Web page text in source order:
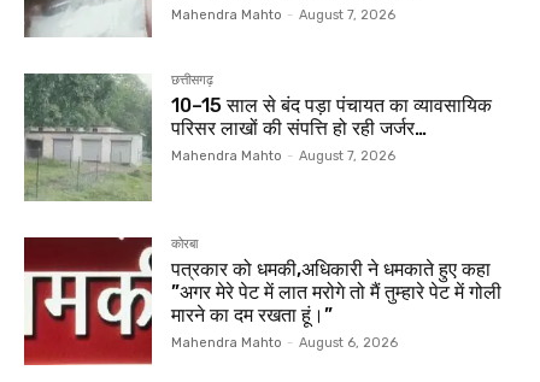
Mahendra Mahto - August 7, 2026
छत्तीसगढ़
10–15 साल से बंद पड़ा पंचायत का व्यावसायिक
परिसर लाखों की संपत्ति हो रही जर्जर…
Mahendra Mahto - August 7, 2026
कोरबा
पत्रकार को धमकी,अधिकारी ने धमकाते हुए कहा
”अगर मेरे पेट में लात मरोगे तो मैं तुम्हारे पेट में गोली
मारने का दम रखता हूं।”
Mahendra Mahto - August 6, 2026